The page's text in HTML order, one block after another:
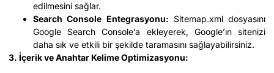
edilmesini sağlar.
Search Console Entegrasyonu: Sitemap.xml dosyasını
Google Search Console’a ekleyerek, Google’ın sitenizi
daha sık ve etkili bir şekilde taramasını sağlayabilirsiniz.
3. İçerik ve Anahtar Kelime Optimizasyonu: